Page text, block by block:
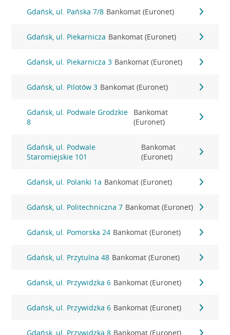
Gdańsk, ul. Pańska 7/8 Bankomat (Euronet)
Gdańsk, ul. Piekarnicza Bankomat (Euronet)
Gdańsk, ul. Piekarnicza 3 Bankomat (Euronet)
Gdańsk, ul. Pilotów 3 Bankomat (Euronet)
Gdańsk, ul. Podwale Grodzkie
8
Bankomat
(Euronet)
Gdańsk, ul. Podwale
Staromiejskie 101
Bankomat
(Euronet)
Gdańsk, ul. Polanki 1a Bankomat (Euronet)
Gdańsk, ul. Politechniczna 7 Bankomat (Euronet)
Gdańsk, ul. Pomorska 24 Bankomat (Euronet)
Gdańsk, ul. Przytulna 48 Bankomat (Euronet)
Gdańsk, ul. Przywidzka 6 Bankomat (Euronet)
Gdańsk, ul. Przywidzka 6 Bankomat (Euronet)
Gdańsk, ul. Przywidzka 8 Bankomat (Euronet)